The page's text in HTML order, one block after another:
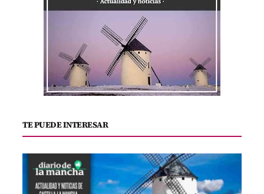
TE PUEDE INTERESAR